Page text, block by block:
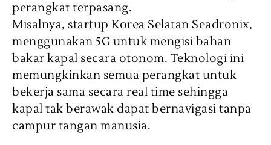
perangkat terpasang.
Misalnya, startup Korea Selatan Seadronix,
menggunakan 5G untuk mengisi bahan
bakar kapal secara otonom. Teknologi ini
memungkinkan semua perangkat untuk
bekerja sama secara real time sehingga
kapal tak berawak dapat bernavigasi tanpa
campur tangan manusia.